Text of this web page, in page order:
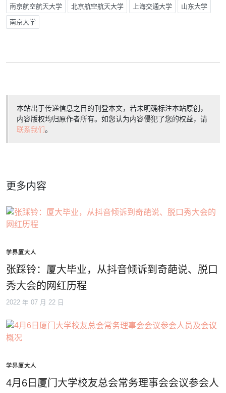
南京航空航天大学 北京航空航天大学 上海交通大学 山东大学
南京大学
本站出于传递信息之目的刊登本文，若未明确标注本站原创，
内容版权均归原作者所有。如您认为内容侵犯了您的权益，请
联系我们。
更多内容
学界厦大人
张踩铃：厦大毕业，从抖音倾诉到奇葩说、脱口
秀大会的网红历程
2022 年 07 月 22 日
学界厦大人
4月6日厦门大学校友总会常务理事会会议参会人